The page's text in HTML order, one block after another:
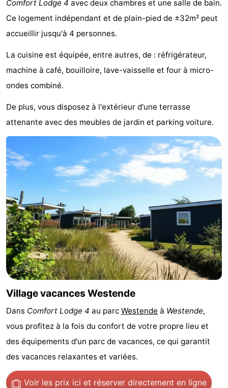
Westende
d'hôtes
Chaumières
-
Nieuwpoort
-
Oostduinkerke
aan
zee
-
Westende
Hôtels
Last
minutes
Plages
Voir
et
faire
Lieux
d'intérêt
-
Musées
-
Monuments
-
Points
de
Attractions
-
Fermes
Terrains
de
-
Aires
-
Comfort Lodge 4 avec deux chambres et une salle de bain.
Ce logement indépendant et de plain-pied de ±32m² peut
accueillir jusqu'à 4 personnes.
La cuisine est équipée, entre autres, de : réfrigérateur,
machine à café, bouilloire, lave-vaisselle et four à micro-
ondes combiné.
De plus, vous disposez à l'extérieur d'une terrasse
attenante avec des meubles de jardin et parking voiture.
Village vacances Westende
Dans Comfort Lodge 4 au parc Westende à Westende,
vous profitez à la fois du confort de votre propre lieu et
des équipements d'un parc de vacances, ce qui garantit
des vacances relaxantes et variées.
Voir les prix ici et réserver directement en ligne